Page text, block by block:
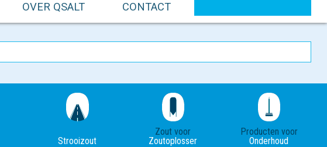
OVER QSALT CONTACT
Strooizout
Zout voor
Zoutoplosser
Producten voor
Onderhoud